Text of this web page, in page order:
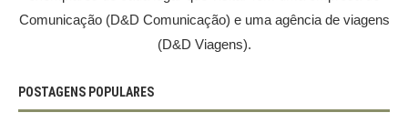
Comunicação (D&D Comunicação) e uma agência de viagens
(D&D Viagens).
POSTAGENS POPULARES